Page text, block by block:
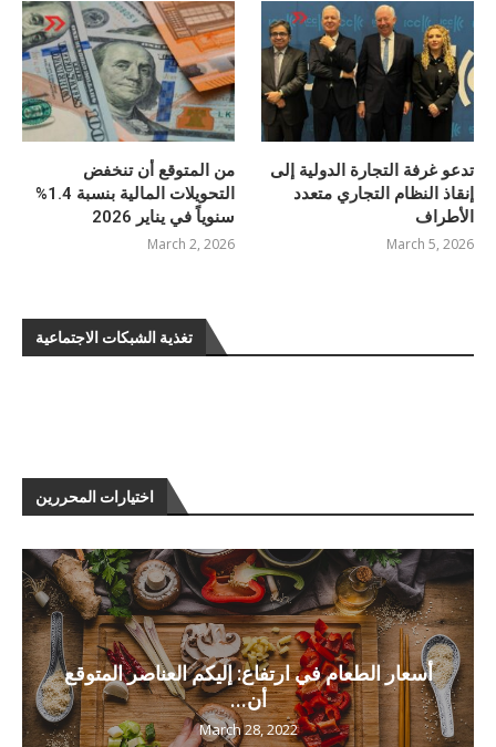
تدعو غرفة التجارة الدولية إلى
إنقاذ النظام التجاري متعدد
الأطراف
March 5, 2026
من المتوقع أن تنخفض
التحويلات المالية بنسبة 1.4%
سنوياً في يناير 2026
March 2, 2026
تغذية الشبكات الاجتماعية
اختيارات المحررين
أسعار الطعام في ارتفاع: إليكم العناصر المتوقع
أن...
March 28, 2022